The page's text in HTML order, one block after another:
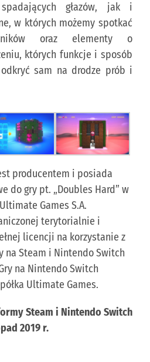
głazów, jak i
w których możemy spotkać
oraz elementy o
których funkcje i sposób
sam na drodze prób i
producentem i posiada
do gry pt. „Doubles Hard” w
Games S.A.
terytorialnie i
licencji na korzystanie z
na Steam i Nintendo Switch
na Nintendo Switch
Ultimate Games.
Steam i Nintendo Switch
2019 r.